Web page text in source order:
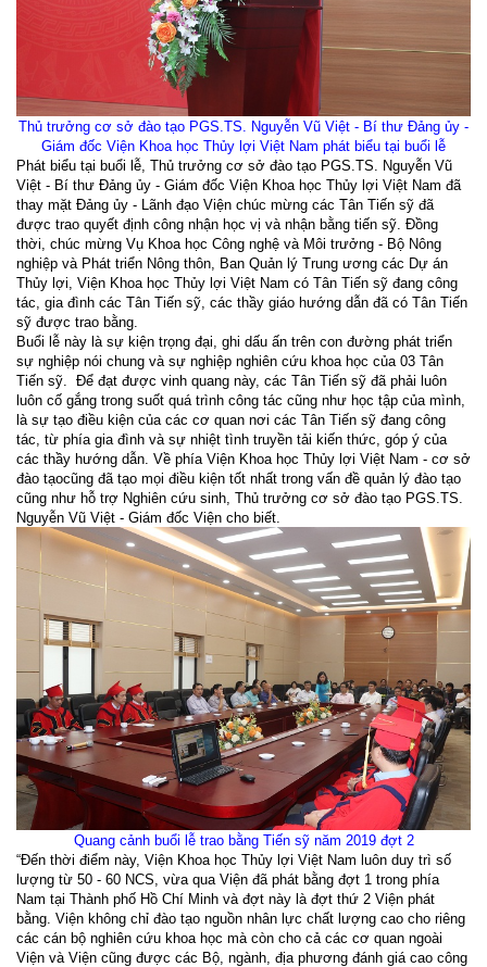
Thủ trưởng cơ sở đào tạo PGS.TS. Nguyễn Vũ Việt - Bí thư Đảng ủy -
Giám đốc Viện Khoa học Thủy lợi Việt Nam phát biểu tại buổi lễ
Phát biểu tại buổi lễ, Thủ trưởng cơ sở đào tạo PGS.TS. Nguyễn Vũ
Việt - Bí thư Đảng ủy - Giám đốc Viện Khoa học Thủy lợi Việt Nam đã
thay mặt Đảng ủy - Lãnh đạo Viện chúc mừng các Tân Tiến sỹ đã
được trao quyết định công nhận học vị và nhận bằng tiến sỹ. Đồng
thời, chúc mừng Vụ Khoa học Công nghệ và Môi trưởng - Bộ Nông
nghiệp và Phát triển Nông thôn, Ban Quản lý Trung ương các Dự án
Thủy lợi, Viện Khoa học Thủy lợi Việt Nam có Tân Tiến sỹ đang công
tác, gia đình các Tân Tiến sỹ, các thầy giáo hướng dẫn đã có Tân Tiến
sỹ được trao bằng.
Buổi lễ này là sự kiện trọng đại, ghi dấu ấn trên con đường phát triển
sự nghiệp nói chung và sự nghiệp nghiên cứu khoa học của 03 Tân
Tiến sỹ. Để đạt được vinh quang này, các Tân Tiến sỹ đã phải luôn
luôn cố gắng trong suốt quá trình công tác cũng như học tập của mình,
là sự tạo điều kiện của các cơ quan nơi các Tân Tiến sỹ đang công
tác, từ phía gia đình và sự nhiệt tình truyền tải kiến thức, góp ý của
các thầy hướng dẫn. Về phía Viện Khoa học Thủy lợi Việt Nam - cơ sở
đào tạocũng đã tạo mọi điều kiện tốt nhất trong vấn đề quản lý đào tạo
cũng như hỗ trợ Nghiên cứu sinh, Thủ trưởng cơ sở đào tạo PGS.TS.
Nguyễn Vũ Việt - Giám đốc Viện cho biết.
Quang cảnh buổi lễ trao bằng Tiến sỹ năm 2019 đợt 2
“Đến thời điểm này, Viện Khoa học Thủy lợi Việt Nam luôn duy trì số
lượng từ 50 - 60 NCS, vừa qua Viện đã phát bằng đợt 1 trong phía
Nam tại Thành phố Hồ Chí Minh và đợt này là đợt thứ 2 Viện phát
bằng. Viện không chỉ đào tạo nguồn nhân lực chất lượng cao cho riêng
các cán bộ nghiên cứu khoa học mà còn cho cả các cơ quan ngoài
Viện và Viện cũng được các Bộ, ngành, địa phương đánh giá cao công